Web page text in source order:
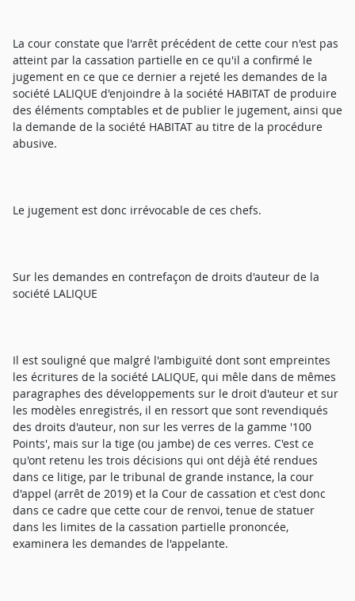
La cour constate que l'arrêt précédent de cette cour n'est pas
atteint par la cassation partielle en ce qu'il a confirmé le
jugement en ce que ce dernier a rejeté les demandes de la
société LALIQUE d'enjoindre à la société HABITAT de produire
des éléments comptables et de publier le jugement, ainsi que
la demande de la société HABITAT au titre de la procédure
abusive.
Le jugement est donc irrévocable de ces chefs.
Sur les demandes en contrefaçon de droits d'auteur de la
société LALIQUE
Il est souligné que malgré l'ambiguïté dont sont empreintes
les écritures de la société LALIQUE, qui mêle dans de mêmes
paragraphes des développements sur le droit d'auteur et sur
les modèles enregistrés, il en ressort que sont revendiqués
des droits d'auteur, non sur les verres de la gamme '100
Points', mais sur la tige (ou jambe) de ces verres. C'est ce
qu'ont retenu les trois décisions qui ont déjà été rendues
dans ce litige, par le tribunal de grande instance, la cour
d'appel (arrêt de 2019) et la Cour de cassation et c'est donc
dans ce cadre que cette cour de renvoi, tenue de statuer
dans les limites de la cassation partielle prononcée,
examinera les demandes de l'appelante.